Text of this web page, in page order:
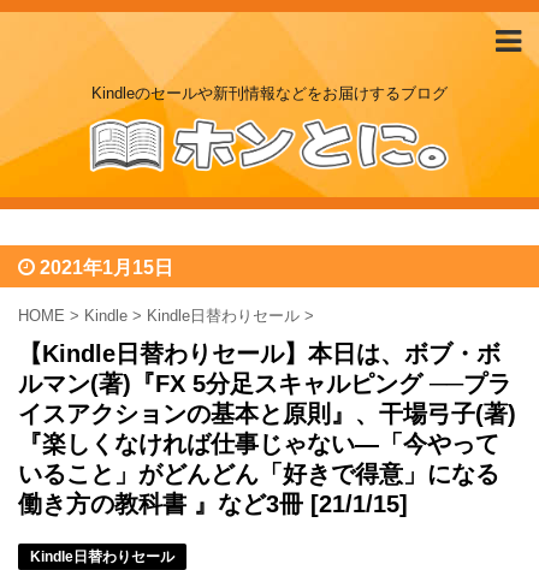
Kindleのセールや新刊情報などをお届けするブログ
2021年1月15日
HOME > Kindle > Kindle日替わりセール >
【Kindle日替わりセール】本日は、ボブ・ボ
ルマン(著)『FX 5分足スキャルピング ──プラ
イスアクションの基本と原則』、干場弓子(著)
『楽しくなければ仕事じゃない―「今やって
いること」がどんどん「好きで得意」になる
働き方の教科書 』など3冊 [21/1/15]
Kindle日替わりセール